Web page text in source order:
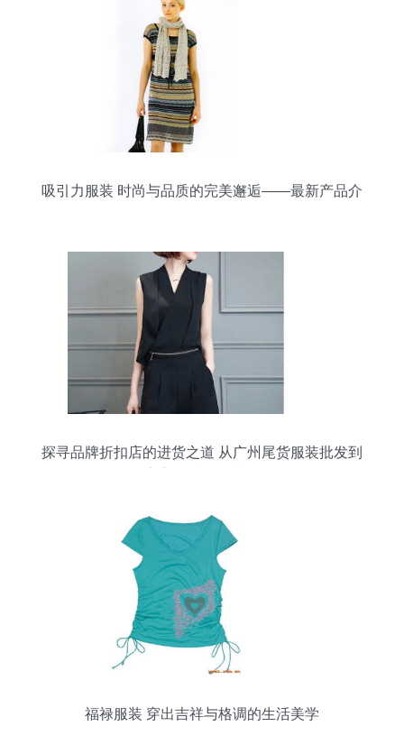
吸引力服装 时尚与品质的完美邂逅——最新产品介
探寻品牌折扣店的进货之道 从广州尾货服装批发到
福禄服装 穿出吉祥与格调的生活美学